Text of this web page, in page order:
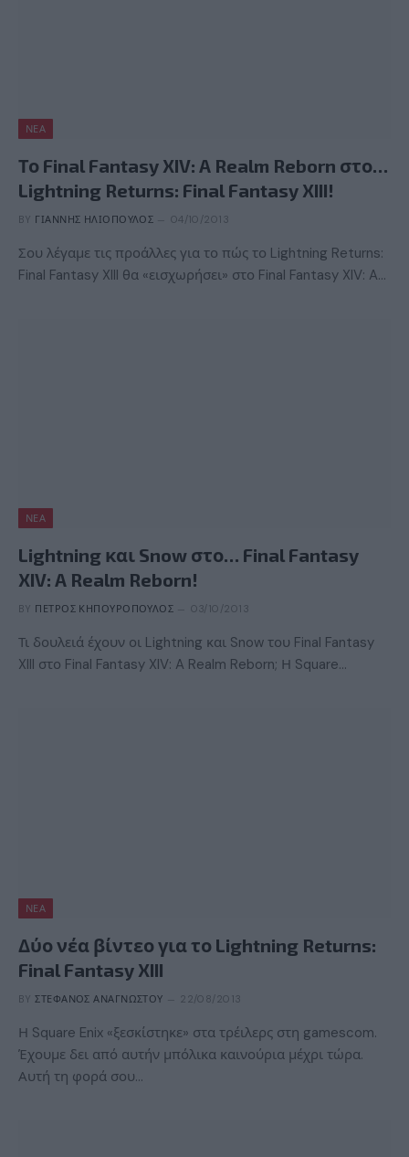
ΝΈΑ
Το Final Fantasy XIV: A Realm Reborn στο…
Lightning Returns: Final Fantasy XIII!
BY ΓΙΆΝΝΗΣ ΗΛΙΌΠΟΥΛΟΣ 04/10/2013
Σου λέγαμε τις προάλλες για το πώς το Lightning Returns:
Final Fantasy XIII θα «εισχωρήσει» στο Final Fantasy XIV: A…
ΝΈΑ
Lightning και Snow στο… Final Fantasy
XIV: A Realm Reborn!
BY ΠΈΤΡΟΣ ΚΗΠΟΥΡΌΠΟΥΛΟΣ 03/10/2013
Τι δουλειά έχουν οι Lightning και Snow του Final Fantasy
XIII στο Final Fantasy XIV: A Realm Reborn; Η Square…
ΝΈΑ
Δύο νέα βίντεο για το Lightning Returns:
Final Fantasy XIII
BY ΣΤΈΦΑΝΟΣ ΑΝΑΓΝΏΣΤΟΥ 22/08/2013
Η Square Enix «ξεσκίστηκε» στα τρέιλερς στη gamescom.
Έχουμε δει από αυτήν μπόλικα καινούρια μέχρι τώρα.
Αυτή τη φορά σου…